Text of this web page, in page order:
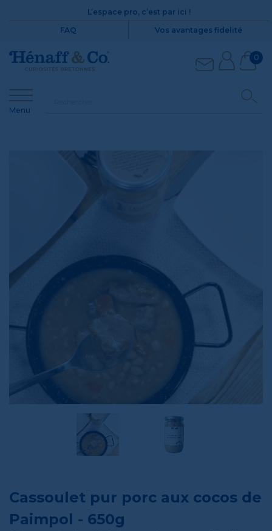
L’espace pro, c’est par ici !
FAQ
Vos avantages fidelité
0
Menu
Cassoulet pur porc aux cocos de
Paimpol - 650g